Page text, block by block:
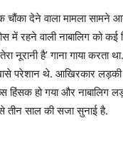
चौंका देने वाला मामला सामने
में रहने वाली नाबालिग को कई
नूरानी है’ गाना गाया करता
परेशान थे. आखिरकार
हिंसक हो गया और नाबालिग
तीन साल की सजा सुनाई है.